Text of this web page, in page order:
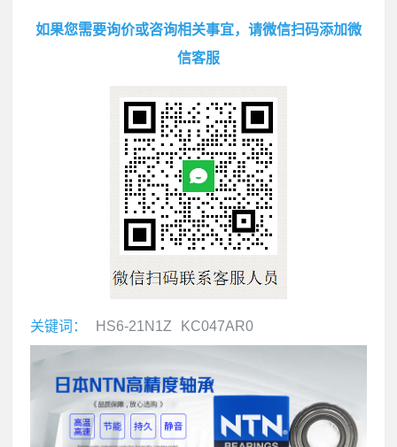
如果您需要询价或咨询相关事宜，请微信扫码添加微
信客服
关键词： HS6-21N1Z KC047AR0